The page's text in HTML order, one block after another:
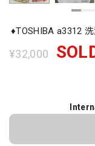
♦️TOSHIBA a3312
¥32,000